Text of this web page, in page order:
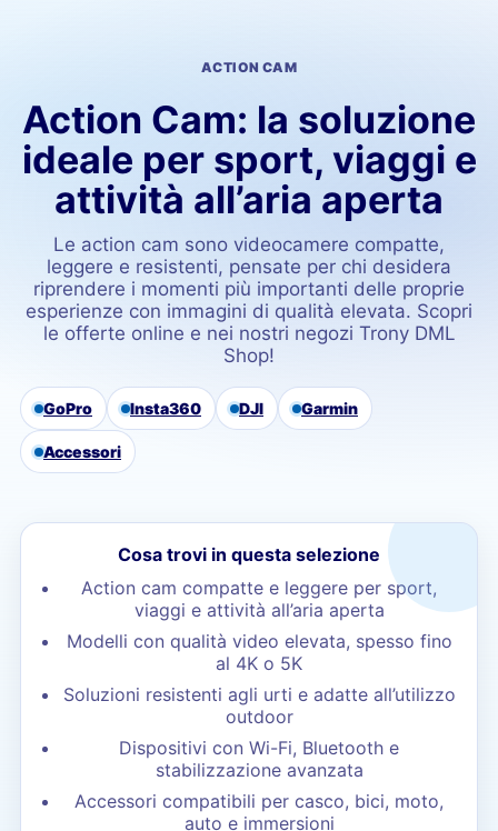
ACTION CAM
Action Cam: la soluzione
ideale per sport, viaggi e
attività all’aria aperta
Le action cam sono videocamere compatte,
leggere e resistenti, pensate per chi desidera
riprendere i momenti più importanti delle proprie
esperienze con immagini di qualità elevata. Scopri
le offerte online e nei nostri negozi Trony DML
Shop!
GoPro Insta360 DJI Garmin
Accessori
Cosa trovi in questa selezione
Action cam compatte e leggere per sport,
viaggi e attività all’aria aperta
Modelli con qualità video elevata, spesso fino
al 4K o 5K
Soluzioni resistenti agli urti e adatte all’utilizzo
outdoor
Dispositivi con Wi-Fi, Bluetooth e
stabilizzazione avanzata
Accessori compatibili per casco, bici, moto,
auto e immersioni